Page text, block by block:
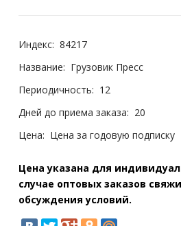
Индекс: 84217
Название: Грузовик Пресс
Периодичность: 12
Дней до приема заказа: 20
Цена: Цена за годовую подписку
Цена указана для
случае оптовых заказов
обсуждения условий.